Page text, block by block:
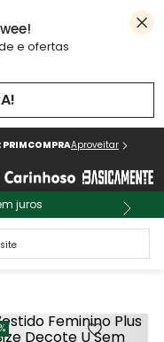
e ofertas
Aproveitar
juros